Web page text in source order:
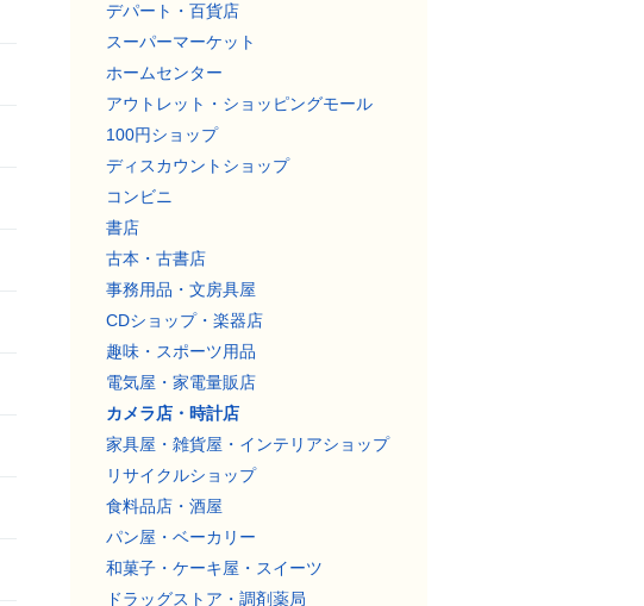
デパート・百貨店
スーパーマーケット
ホームセンター
アウトレット・ショッピングモール
100円ショップ
ディスカウントショップ
コンビニ
書店
古本・古書店
事務用品・文房具屋
CDショップ・楽器店
趣味・スポーツ用品
電気屋・家電量販店
カメラ店・時計店
家具屋・雑貨屋・インテリアショップ
リサイクルショップ
食料品店・酒屋
パン屋・ベーカリー
和菓子・ケーキ屋・スイーツ
ドラッグストア・調剤薬局